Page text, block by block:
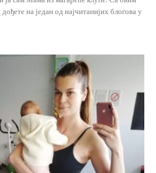
на један од најчитанијих блогова у